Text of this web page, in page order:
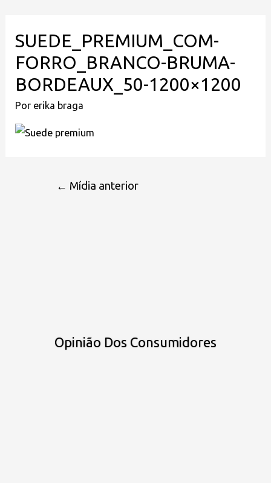
SUEDE_PREMIUM_COM-
FORRO_BRANCO-BRUMA-
BORDEAUX_50-1200×1200
Por erika braga
← Mídia anterior
Opinião Dos Consumidores